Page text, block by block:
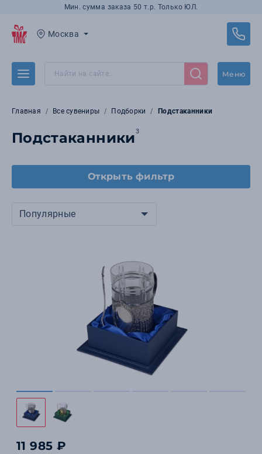
Мин. сумма заказа 50 т.р. Только ЮЛ.
Москва
Меню
Главная Все сувениры Подборки Подстаканники
Подстаканники3
Открыть фильтр
Популярные
11 985 ₽